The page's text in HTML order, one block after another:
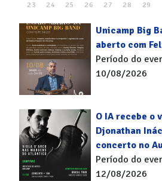
23 24 25 26 27 28 29
30 31
Unicamp Big
aberto com
Período do
10/08/2026
O IA recebe o
Djonathan
concerto no
Período do
12/08/2026